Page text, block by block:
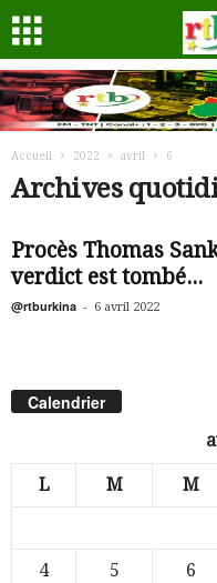
Accueil 2022 avril 6
Archives
Procès Thomas
verdict est tombé...
@rtburkina - 6 avril 2022
Calendrier
L M M
4
5 6